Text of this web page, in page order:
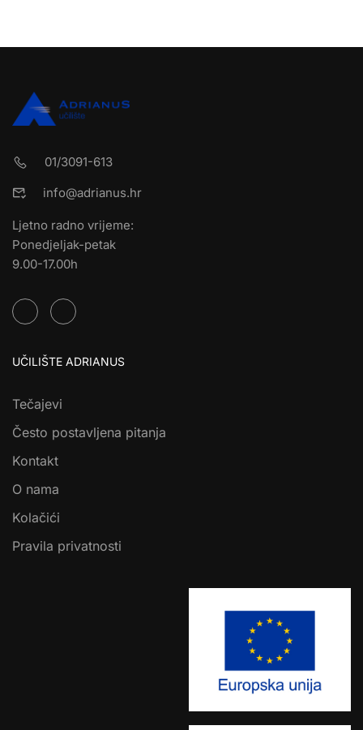
01/3091-613
info@adrianus.hr
Ljetno radno vrijeme:
Ponedjeljak-petak
9.00-17.00h
UČILIŠTE ADRIANUS
Tečajevi
Često postavljena pitanja
Kontakt
O nama
Kolačići
Pravila privatnosti